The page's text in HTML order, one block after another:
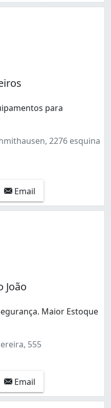
para
2276 esquina
Email
João
Maior Estoque
555
Email